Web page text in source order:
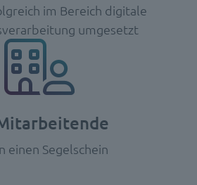
im Bereich digitale
umgesetzt
einen Segelschein